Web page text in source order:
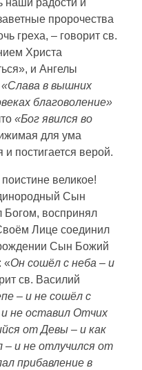
наши радости и
пророчества
греха, – говорит св.
Христа
и Ангелы
«Слава в вышних
благоволение»
«Бог явился во
для ума
и постигается верой.
великое!
Сын
Богом, воспринял
Лице соединил
Сын Божий
«Он сошёл с неба – и
св. Василий
– и не сошёл с
и не оставил Отчих
от Девы – и как
– и не отлучился от
прибавление в